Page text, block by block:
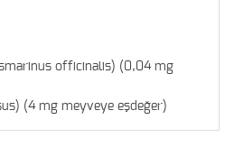
officinalis) (0,04 mg
(4 mg meyveye eşdeğer)